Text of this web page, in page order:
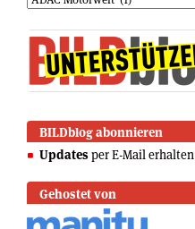
BILDblog abonnieren
Updates per E-Mail erhalten
Gehostet von